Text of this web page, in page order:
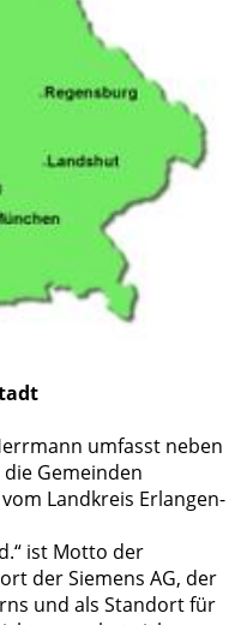
umfasst neben
Gemeinden
Landkreis Erlangen-
ist Motto der
der Siemens AG, der
und als Standort für